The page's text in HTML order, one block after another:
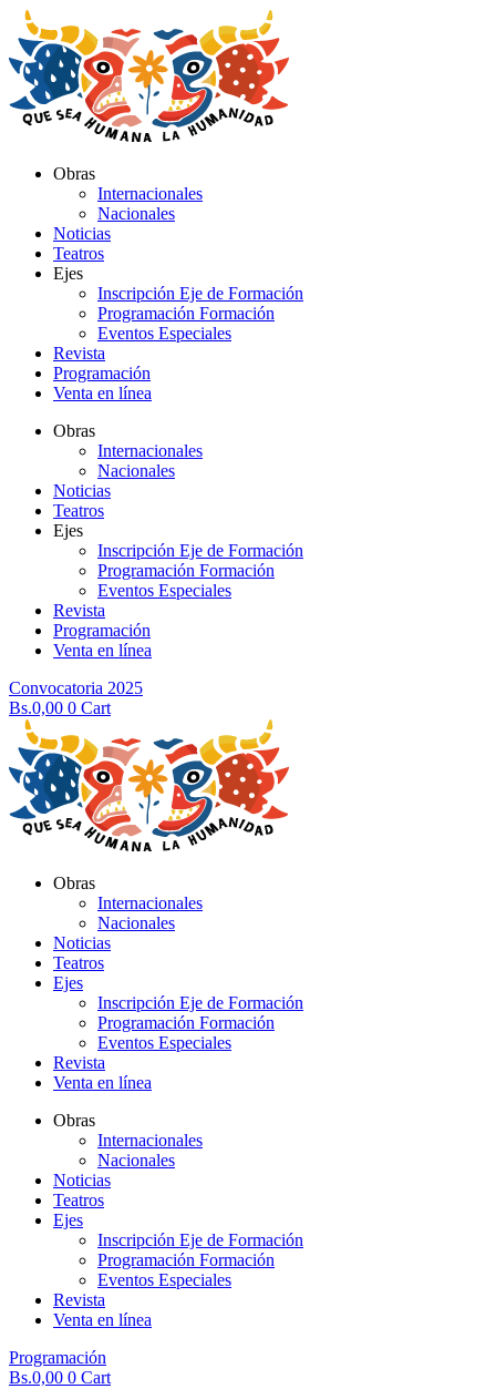
al
contenido
Obras
Internacionales
Nacionales
Noticias
Teatros
Ejes
Inscripción Eje de Formación
Programación Formación
Eventos Especiales
Revista
Programación
Venta en línea
Obras
Internacionales
Nacionales
Noticias
Teatros
Ejes
Inscripción Eje de Formación
Programación Formación
Eventos Especiales
Revista
Programación
Venta en línea
Convocatoria 2025
Bs.0,00 0 Cart
Obras
Internacionales
Nacionales
Noticias
Teatros
Ejes
Inscripción Eje de Formación
Programación Formación
Eventos Especiales
Revista
Venta en línea
Obras
Internacionales
Nacionales
Noticias
Teatros
Ejes
Inscripción Eje de Formación
Programación Formación
Eventos Especiales
Revista
Venta en línea
Programación
Bs.0,00 0 Cart